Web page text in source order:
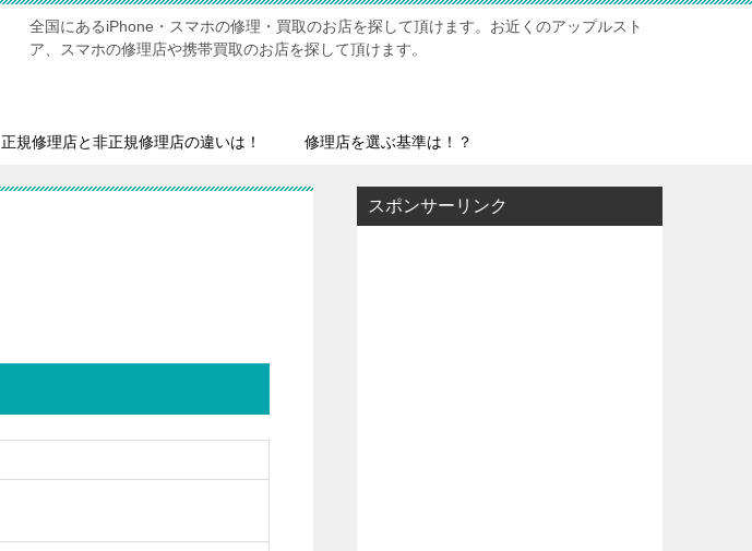
全国にあるiPhone・スマホの修理・買取のお店を探して頂けます。お近くのアップルスト
ア、スマホの修理店や携帯買取のお店を探して頂けます。
正規修理店と非正規修理店の違いは！ 修理店を選ぶ基準は！？
スポンサーリンク